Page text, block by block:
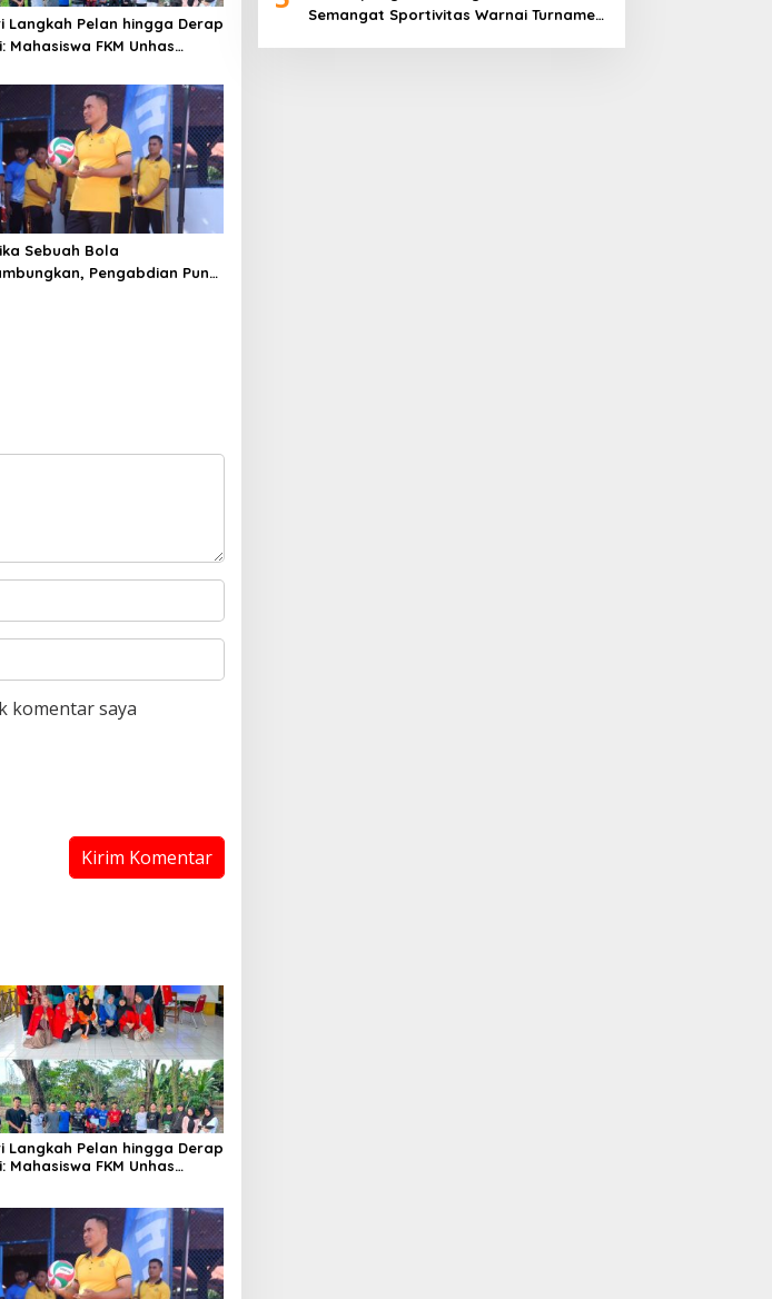
Langkah Pelan hingga Derap
Mahasiswa FKM Unhas
Congko
Sebuah Bola
Pengabdian Pun
komentar saya
Langkah Pelan hingga Derap
Mahasiswa FKM Unhas
Semangat Sportivitas Warnai Turnamen